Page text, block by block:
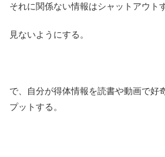
それに関係ない情報はシャットアウト
見ないようにする。
で、自分が得体情報を読書や動画で好
プットする。